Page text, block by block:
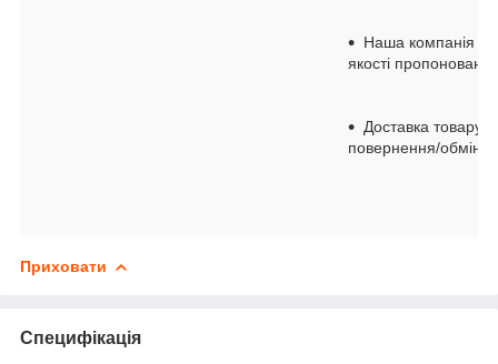
Наша компанія —
якості
Доставка товару
повернення/обмін
Приховати
Специфікація